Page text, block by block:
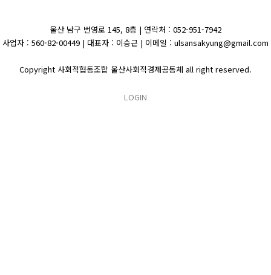
울산 남구 번영로 145, 8층 | 연락처 : 052-951-7942
사업자 : 560-82-00449 | 대표자 : 이승근 | 이메일 : ulsansakyung@gmail.com
Copyright 사회적협동조합 울산사회적경제공동체 all right reserved.
LOGIN